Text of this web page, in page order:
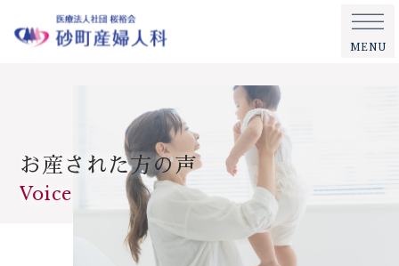
MENU
お産された方の声
Voice